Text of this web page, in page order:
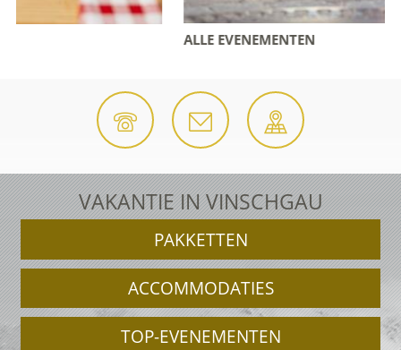
ALLE EVENEMENTEN
VAKANTIE IN VINSCHGAU
PAKKETTEN
ACCOMMODATIES
TOP-EVENEMENTEN